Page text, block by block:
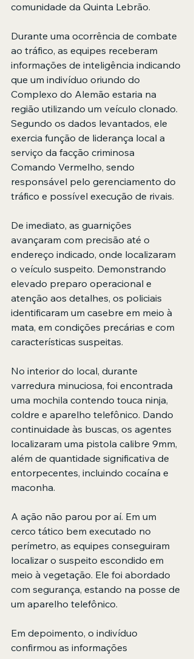
comunidade da Quinta Lebrão.
Durante uma ocorrência de combate
ao tráfico, as equipes receberam
informações de inteligência indicando
que um indivíduo oriundo do
Complexo do Alemão estaria na
região utilizando um veículo clonado.
Segundo os dados levantados, ele
exercia função de liderança local a
serviço da facção criminosa
Comando Vermelho, sendo
responsável pelo gerenciamento do
tráfico e possível execução de rivais.
De imediato, as guarnições
avançaram com precisão até o
endereço indicado, onde localizaram
o veículo suspeito. Demonstrando
elevado preparo operacional e
atenção aos detalhes, os policiais
identificaram um casebre em meio à
mata, em condições precárias e com
características suspeitas.
No interior do local, durante
varredura minuciosa, foi encontrada
uma mochila contendo touca ninja,
coldre e aparelho telefônico. Dando
continuidade às buscas, os agentes
localizaram uma pistola calibre 9mm,
além de quantidade significativa de
entorpecentes, incluindo cocaína e
maconha.
A ação não parou por aí. Em um
cerco tático bem executado no
perímetro, as equipes conseguiram
localizar o suspeito escondido em
meio à vegetação. Ele foi abordado
com segurança, estando na posse de
um aparelho telefônico.
Em depoimento, o indivíduo
confirmou as informações